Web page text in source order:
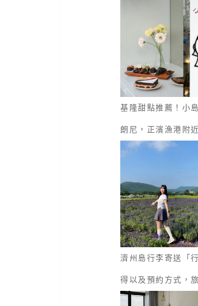
基隆甜點推薦！小
朗尼，正濱漁港附
濟州島行李寄送「
得以及預約方式，